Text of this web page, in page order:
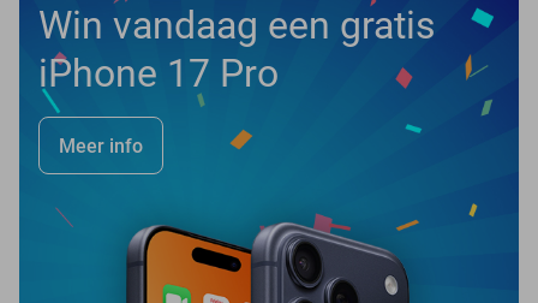
Win vandaag een gratis
iPhone 17 Pro
Meer info